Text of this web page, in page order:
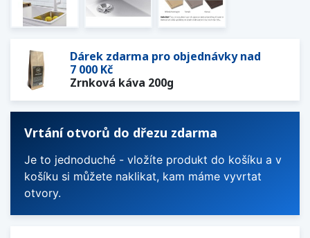
Dárek zdarma pro objednávky nad
7 000 Kč
Zrnková káva 200g
Vrtání otvorů do dřezu zdarma
Je to jednoduché - vložíte produkt do košíku a v
košíku si můžete naklikat, kam máme vyvrtat
otvory.